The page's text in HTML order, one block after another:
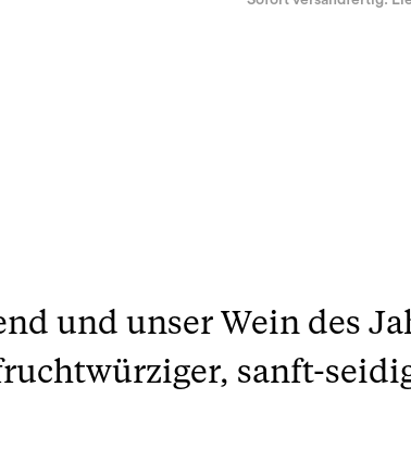
und unser Wein des
sanft-